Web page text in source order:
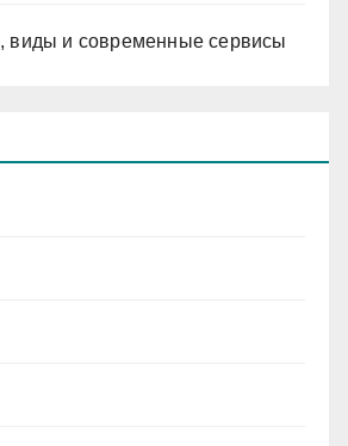
виды и современные сервисы